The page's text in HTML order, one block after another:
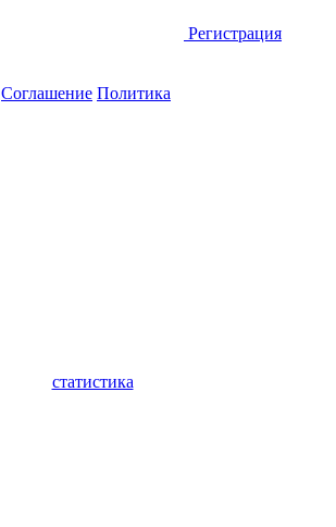
Регистрация
Соглашение Политика
статистика